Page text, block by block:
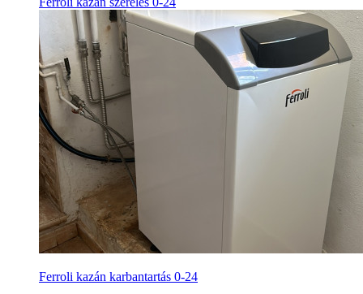
Ferroli kazán karbantartás 0-24